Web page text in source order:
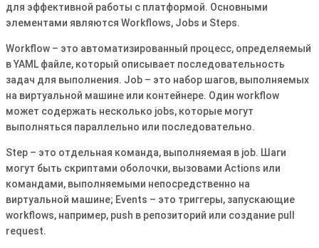
для эффективной работы с платформой. Основными
элементами являются Workflows, Jobs и Steps.
Workflow – это автоматизированный процесс, определяемый
в YAML файле, который описывает последовательность
задач для выполнения. Job – это набор шагов, выполняемых
на виртуальной машине или контейнере. Один workflow
может содержать несколько jobs, которые могут
выполняться параллельно или последовательно.
Step – это отдельная команда, выполняемая в job. Шаги
могут быть скриптами оболочки, вызовами Actions или
командами, выполняемыми непосредственно на
виртуальной машине; Events – это триггеры, запускающие
workflows, например, push в репозиторий или создание pull
request.